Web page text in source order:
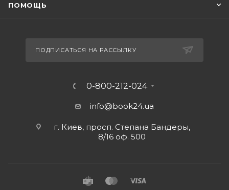
ПОМОЩЬ
ПОДПИСАТЬСЯ НА РАССЫЛКУ
0-800-212-024
info@book24.ua
г. Киев, просп. Степана Бандеры,
8/16 оф. 500